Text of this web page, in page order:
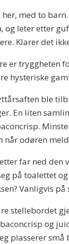
med to
og leter etter
Klarer det
er tryggheten
hysteriske
ble
En liten
når odøren
far ned den
på toalettet
Vanligvis
stellebordet
og
plasserer